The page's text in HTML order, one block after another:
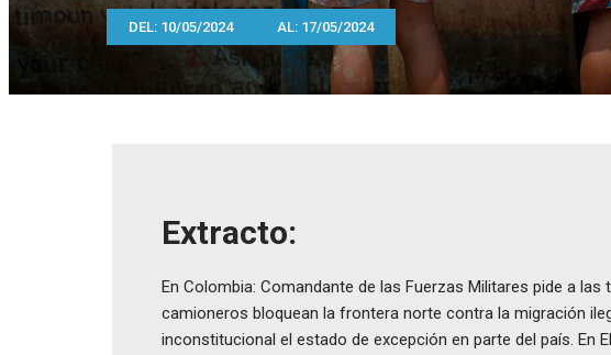
DEL: 10/05/2024 AL: 17/05/2024
Extracto:
En Colombia: Comandante de las Fuerzas Militares pide a
camioneros bloquean la frontera norte contra la migración
inconstitucional el estado de excepción en parte del país. En